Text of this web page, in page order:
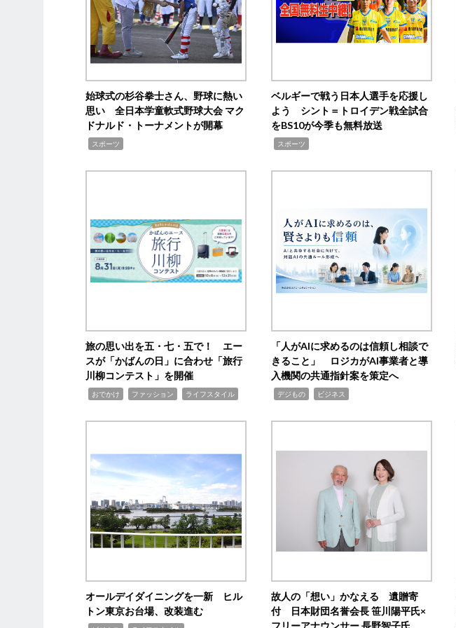
始球式の杉谷拳士さん、野球に熱い
思い 全日本学童軟式野球大会 マク
ドナルド・トーナメントが開幕
スポーツ
ベルギーで戦う日本人選手を応援し
よう シント＝トロイデン戦全試合
をBS10が今季も無料放送
スポーツ
旅の思い出を五・七・五で！ エー
スが「かばんの日」に合わせ「旅行
川柳コンテスト」を開催
おでかけ ファッション ライフスタイル
「人がAIに求めるのは信頼し相談で
きること」 ロジカがAI事業者と導
入機関の共通指針案を策定へ
デジもの ビジネス
オールデイダイニングを一新 ヒル
トン東京お台場、改装進む
故人の「想い」かなえる 遺贈寄
付 日本財団名誉会長 笹川陽平氏×
フリーアナウンサー 長野智子氏